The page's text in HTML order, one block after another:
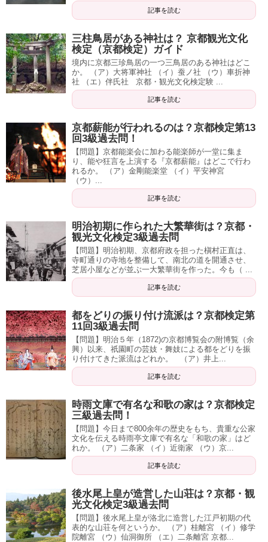
記事を読む
三柱鳥居がある神社は？ 京都観光文化
検定（京都検定）ガイド
境内に京都三珍鳥居の一つ三鳥居のある神社はどこ
か。 （ア）大将軍神社 （イ）蚕ノ社 （ウ）車折神
社 （エ）伴氏社 京都・観光文化検定験 ...
記事を読む
京都薪能が行われるのは？京都検定第13
回3級過去問！
【問題】京都能楽会に加わる能楽師が一堂に集ま
り、能や狂言を上演する『京都薪能』はどこで行わ
れるか。 （ア）金剛能楽堂 （イ）平安神宮
（ウ）...
記事を読む
明治初期に作られた大繁華街は？京都・
観光文化検定3級過去問
【問題】明治初期、京都府政を担った槇村正直は、
寺町通りの寺地を整備して、南北の道を開通させ、
芝居小屋などが並ぶ一大繁華街を作った。今も（ ...
記事を読む
都をどりの振り付け流派は？京都検定第
11回3級過去問
【問題】明治５年（1872)の京都博覧会の附博覧（余
興）以来、祇園町の芸妓・舞妓による都をどりを振
り付けてきた派流はどれか。 （ア）井上...
記事を読む
時雨文庫で有名な和歌の家は？京都検定
三級過去問！
【問題】今日まで800余年の歴史をもち、貴重な公家
文化を伝える時雨亭文庫で有名な「和歌の家」はど
れか。 （ア）二条家 （イ）近衛家 （ウ）京...
記事を読む
後水尾上皇が造営した山荘は？京都・観
光文化検定3級過去問
【問題】後水尾上皇が洛北に造営した江戸初期の代
表的な山荘を何というか。 （ア）桂離宮 （イ）修学
院離宮 （ウ）仙洞御所 （エ）二条離宮 京都...